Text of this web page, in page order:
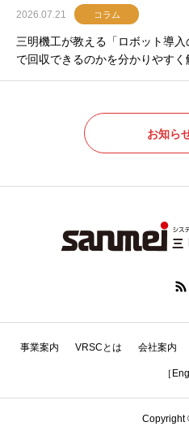
2026.07.21 コラム
三明機工が教える「ロボット導
で回収できるのかを分かりやすく
お知ら
事業案内 VRSCとは 会社案内
［Eng
Copyright